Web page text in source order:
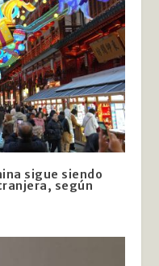
sigue siendo
según